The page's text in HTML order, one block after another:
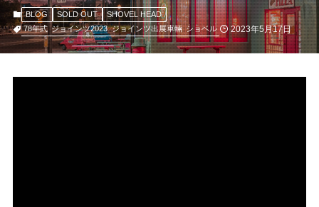
BLOG SOLD OUT
SHOVEL HEAD
78年式 ジョインツ2023 ジョインツ出展車輛 ショベル 2023年5月17日